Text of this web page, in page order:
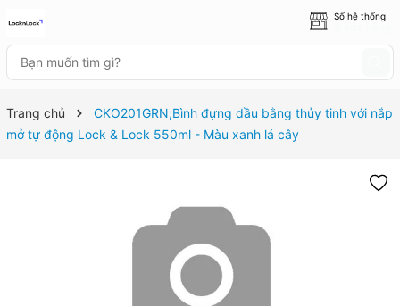
Số hệ thống
Trang chủ
CKO201GRN;Bình đựng dầu bằng thủy tinh với nắp
mở tự động Lock & Lock 550ml - Màu xanh lá cây